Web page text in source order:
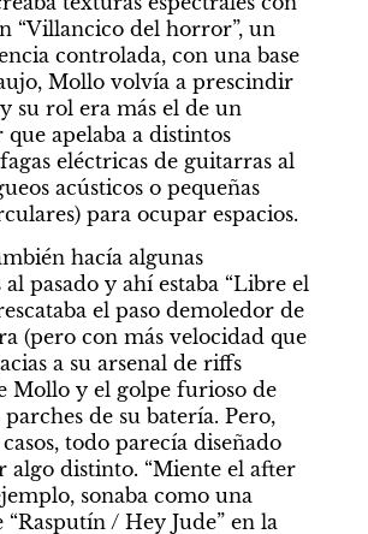
“Villancico del horror”, un
controlada, con una base
Mollo volvía a prescindir
su rol era más el de un
que apelaba a distintos
eléctricas de guitarras al
acústicos o pequeñas
para ocupar espacios.
hacía algunas
al pasado y ahí estaba “Libre el
el paso demoledor de
(pero con más velocidad que
a su arsenal de riffs
Mollo y el golpe furioso de
de su batería. Pero,
todo parecía diseñado
algo distinto. “Miente el after
sonaba como una
/ Hey Jude” en la